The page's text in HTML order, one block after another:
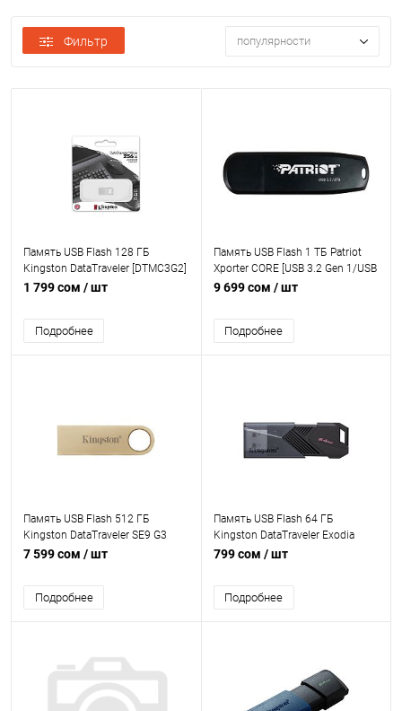
Фильтр популярности
Память USB Flash 128 ГБ
Kingston DataTraveler [DTMC3G2]
[USB 3.2 Gen 1/USB Type-A, до
1 799 сом / шт
Подробнее
Память USB Flash 1 ТБ Patriot
Xporter CORE [USB 3.2 Gen 1/USB
Type-A, до 80 Мбайт/сек,
9 699 сом / шт
Подробнее
Память USB Flash 512 ГБ
Kingston DataTraveler SE9 G3
[DTSE9G3] [USB 3.2 Gen 1/USB
монолит, металл]
7 599 сом / шт
Подробнее
Память USB Flash 64 ГБ
Kingston DataTraveler Exodia
Onyx [DTXON/64GB] [USB 3.2
(слайдер), пластик]
799 сом / шт
Подробнее